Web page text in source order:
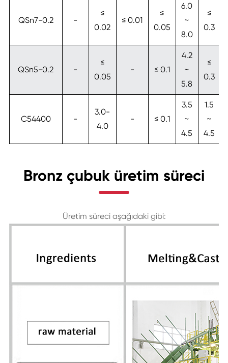
QSn7-0.2 -
≤
0.02
≤ 0.01
≤
0.05
6.0
~
8.0
≤
0.3
QSn5-0.2 -
≤
0.05
- ≤ 0.1
4.2
~
5.8
≤
0.3
C54400 -
3.0-
4.0
- ≤ 0.1
3.5
~
4.5
1.5
~
4.5
Bronz çubuk üretim süreci
Üretim süreci aşağıdaki gibi: